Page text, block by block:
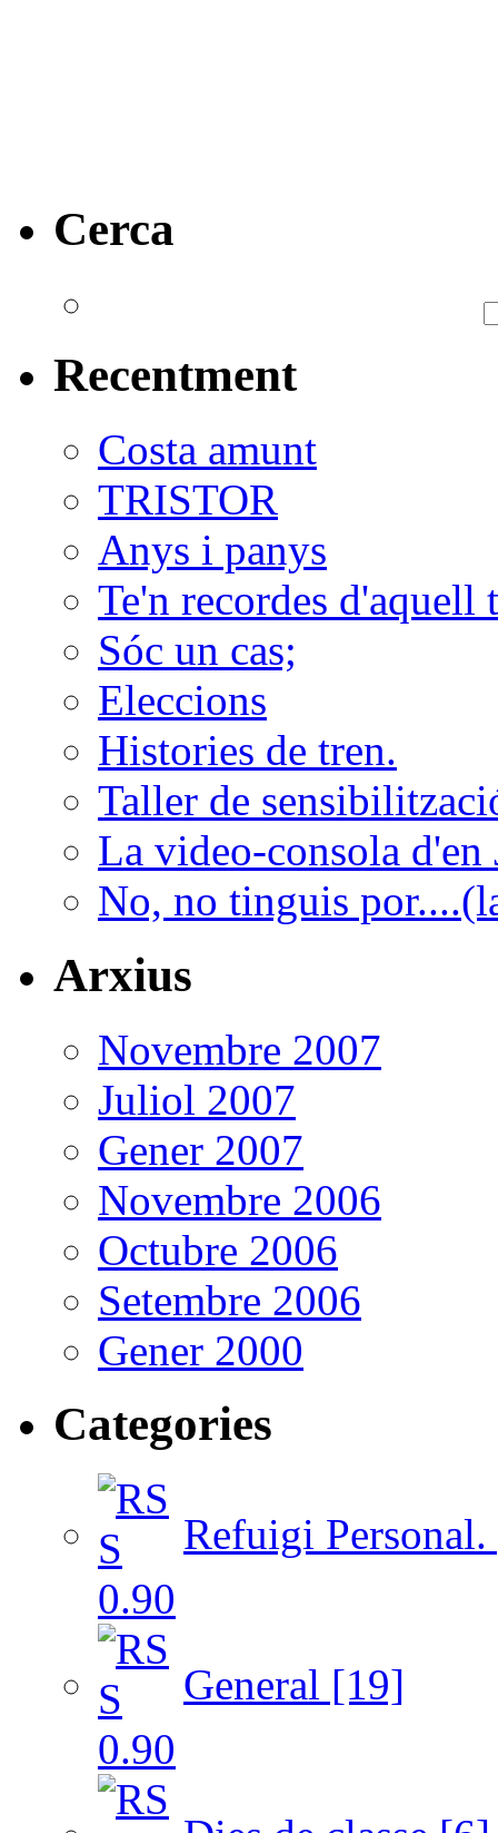
Cerca
Recentment
Costa amunt
TRISTOR
Anys i panys
Te'n recordes d'aquell
Sóc un cas;
Eleccions
Histories de tren.
Taller de
La video-consola
No, no tinguis
Arxius
Novembre 2007
Juliol 2007
Gener 2007
Novembre 2006
Octubre 2006
Setembre 2006
Gener 2000
Categories
Refuigi
General [19]